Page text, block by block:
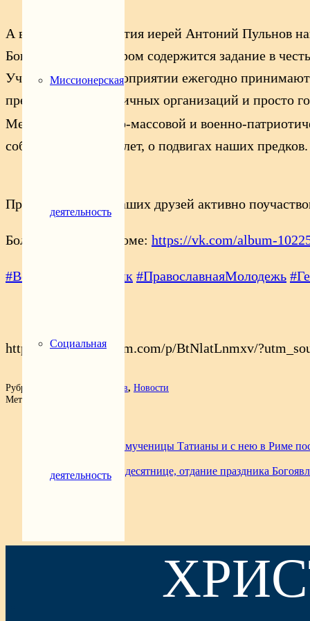
Миссионерская
деятельность
Социальная
деятельность
А в конце мероприятия иерей Антоний Пульнов
Богодистова, в котором содержится задание в
Участие в этом мероприятии ежегодно
представители различных организаций и просто
Месячник оборонно-массовой и военно-
событиях прошлых лет, о подвигах наших предков.
Приглашаем всех наших друзей активно
Больше фото в альбоме: https://vk.com/album-
#ВерностьГеленджик #ПравославнаяМолодежь
https://www.instagram.com/p/BtNlatLnmxv/
Рубрика: Молодежный актив, Новости
Метки:
День памяти святой мученицы Татианы и с нею в Риме
Неделя 35-я по Пятидесятнице, отдание праздника